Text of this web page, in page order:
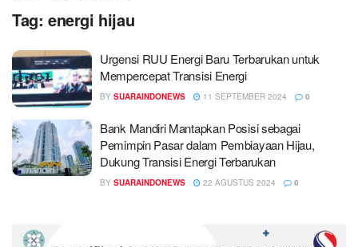
Tag: energi hijau
Urgensi RUU Energi Baru Terbarukan untuk
Mempercepat Transisi Energi
BY SUARAINDONEWS 11 SEPTEMBER 2024 0
Bank Mandiri Mantapkan Posisi sebagai
Pemimpin Pasar dalam Pembiayaan Hijau,
Dukung Transisi Energi Terbarukan
BY SUARAINDONEWS 22 AGUSTUS 2024 0